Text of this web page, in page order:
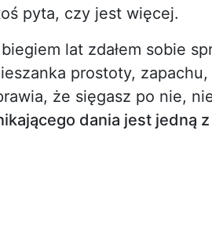
pyta, czy jest więcej.
lat zdałem sobie
prostoty,
że sięgasz po nie,
dania jest jedną